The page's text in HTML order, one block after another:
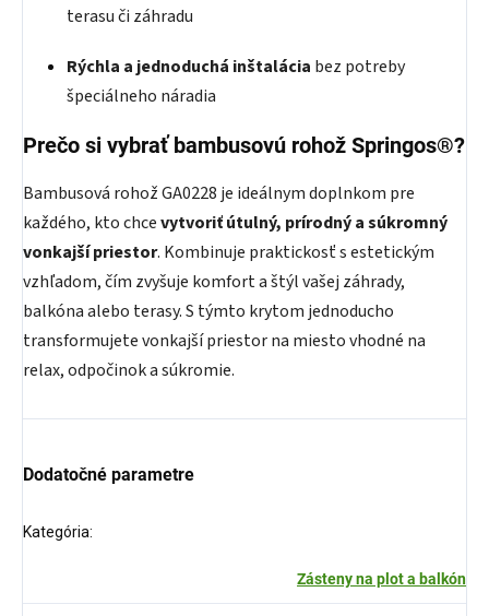
terasu či záhradu
Rýchla a jednoduchá inštalácia bez potreby
špeciálneho náradia
Prečo si vybrať bambusovú rohož Springos®?
Bambusová rohož GA0228 je ideálnym doplnkom pre
každého, kto chcevytvoriť útulný, prírodný a súkromný
vonkajší priestor. Kombinuje praktickosť s estetickým
vzhľadom, čím zvyšuje komfort a štýl vašej záhrady,
balkóna alebo terasy. S týmto krytom jednoducho
transformujete vonkajší priestor na miesto vhodné na
relax, odpočinok a súkromie.
Dodatočné parametre
Kategória:
Zásteny na plot a balkón